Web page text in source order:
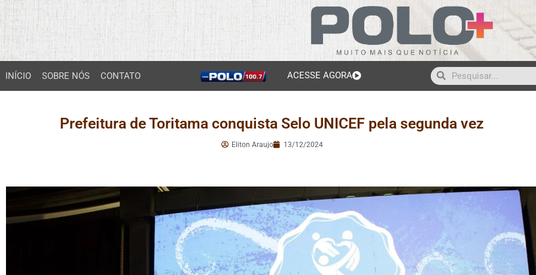
INÍCIO SOBRE NÓS CONTATO ACESSE AGORA
Prefeitura de Toritama conquista Selo UNICEF pela segunda vez
Eliton Araujo 13/12/2024